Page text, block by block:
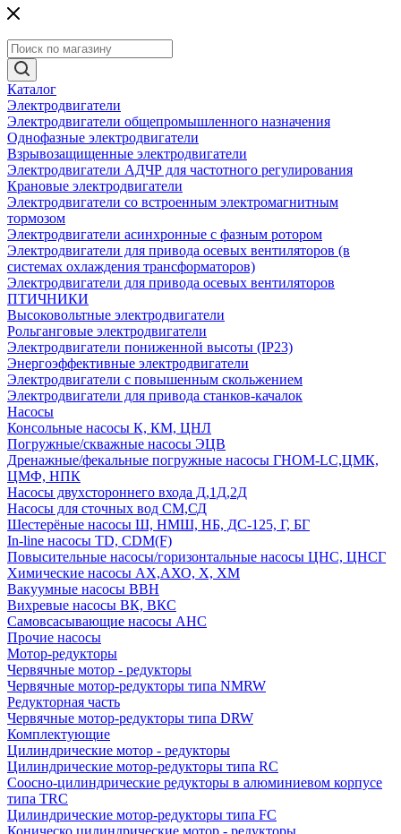
Каталог
Электродвигатели
Электродвигатели общепромышленного назначения
Однофазные электродвигатели
Взрывозащищенные электродвигатели
Электродвигатели АДЧР для частотного регулирования
Крановые электродвигатели
Электродвигатели со встроенным электромагнитным
тормозом
Электродвигатели асинхронные с фазным ротором
Электродвигатели для привода осевых вентиляторов (в
системах охлаждения трансформаторов)
Электродвигатели для привода осевых вентиляторов
ПТИЧНИКИ
Высоковольтные электродвигатели
Рольганговые электродвигатели
Электродвигатели пониженной высоты (IP23)
Энергоэффективные электродвигатели
Электродвигатели с повышенным скольжением
Электродвигатели для привода станков-качалок
Насосы
Консольные насосы К, КМ, ЦНЛ
Погружные/скважные насосы ЭЦВ
Дренажные/фекальные погружные насосы ГНОМ-LC,ЦМК,
ЦМФ, НПК
Насосы двухстороннего входа Д,1Д,2Д
Насосы для сточных вод СМ,СД
Шестерёные насосы Ш, НМШ, НБ, ДС-125, Г, БГ
In-line насосы TD, CDM(F)
Повысительные насосы/горизонтальные насосы ЦНС, ЦНСГ
Химические насосы АХ,АХО, Х, ХМ
Вакуумные насосы ВВН
Вихревые насосы ВК, ВКС
Самовсасывающие насосы АНС
Прочие насосы
Мотор-редукторы
Червячные мотор - редукторы
Червячные мотор-редукторы типа NMRW
Редукторная часть
Червячные мотор-редукторы типа DRW
Комплектующие
Цилиндрические мотор - редукторы
Цилиндрические мотор-редукторы типа RC
Соосно-цилиндрические редукторы в алюминиевом корпусе
типа TRC
Цилиндрические мотор-редукторы типа FC
Коническо цилиндрические мотор - редукторы